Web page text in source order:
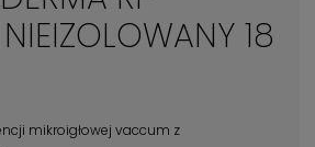
18
mikroigłowej vaccum z